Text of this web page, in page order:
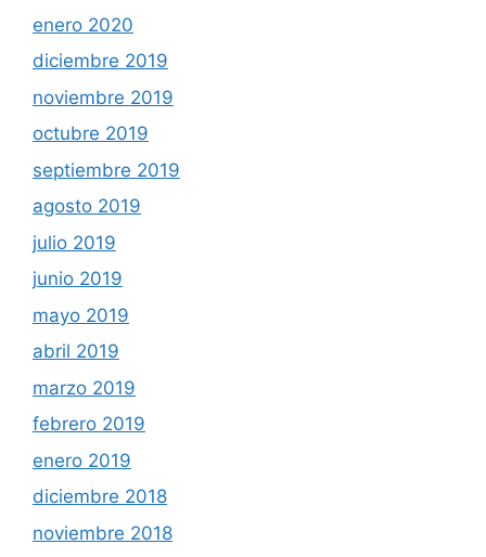
enero 2020
diciembre 2019
noviembre 2019
octubre 2019
septiembre 2019
agosto 2019
julio 2019
junio 2019
mayo 2019
abril 2019
marzo 2019
febrero 2019
enero 2019
diciembre 2018
noviembre 2018